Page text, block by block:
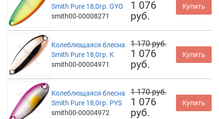
Smith Pure 18,0гр. GYO
smith00-00008271
1 076
руб.
Купить
Колеблющаяся блесна
Smith Pure 18,0гр. K
smith00-00004971
1 170 руб.
1 076
руб.
Купить
Колеблющаяся блесна
Smith Pure 18,0гр. PYS
smith00-00004972
1 170 руб.
1 076
руб.
Купить